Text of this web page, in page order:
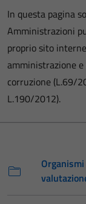
In questa pagina
Amministrazioni
proprio sito
amministrazione
corruzione (L.69/
L.190/2012).